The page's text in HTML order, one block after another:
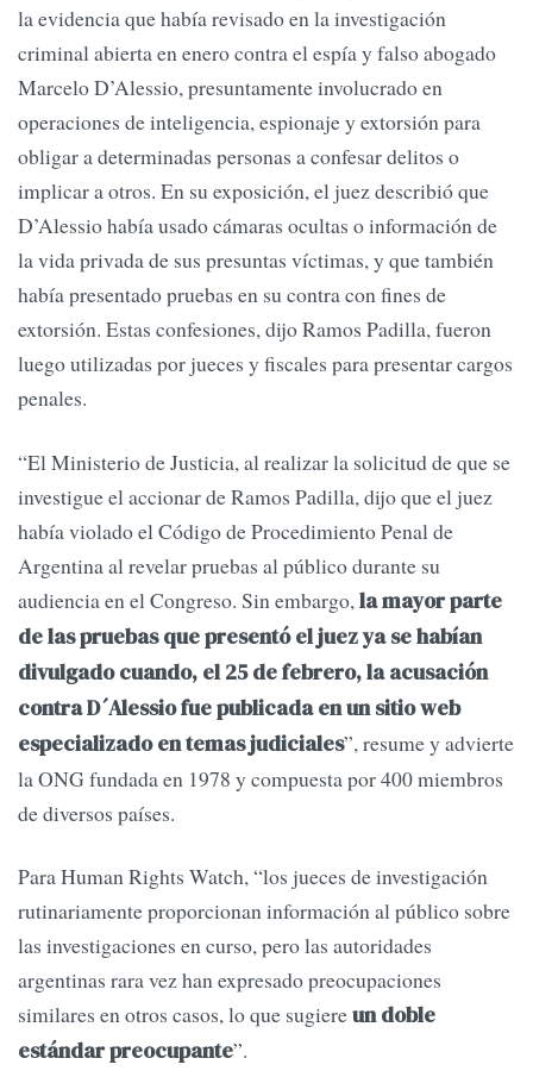
la evidencia que había revisado en la investigación
criminal abierta en enero contra el espía y falso abogado
Marcelo D’Alessio, presuntamente involucrado en
operaciones de inteligencia, espionaje y extorsión para
obligar a determinadas personas a confesar delitos o
implicar a otros. En su exposición, el juez describió que
D’Alessio había usado cámaras ocultas o información de
la vida privada de sus presuntas víctimas, y que también
había presentado pruebas en su contra con fines de
extorsión. Estas confesiones, dijo Ramos Padilla, fueron
luego utilizadas por jueces y fiscales para presentar cargos
penales.
“El Ministerio de Justicia, al realizar la solicitud de que se
investigue el accionar de Ramos Padilla, dijo que el juez
había violado el Código de Procedimiento Penal de
Argentina al revelar pruebas al público durante su
audiencia en el Congreso. Sin embargo,la mayor parte
de las pruebas que presentó el juez ya se habían
divulgado cuando, el 25 de febrero, la acusación
contra D´Alessio fue publicada en un sitio web
especializado en temas judiciales”, resume y advierte
la ONG fundada en 1978 y compuesta por 400 miembros
de diversos países.
Para Human Rights Watch, “los jueces de investigación
rutinariamente proporcionan información al público sobre
las investigaciones en curso, pero las autoridades
argentinas rara vez han expresado preocupaciones
similares en otros casos, lo que sugiereun doble
estándar preocupante”.